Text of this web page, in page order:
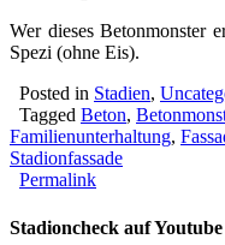
Wer dieses Betonmonster
Spezi (ohne Eis).
Posted in Stadien,
Tagged Beton,
Familienunterhaltung,
Stadionfassade
Permalink
Stadioncheck auf Youtube